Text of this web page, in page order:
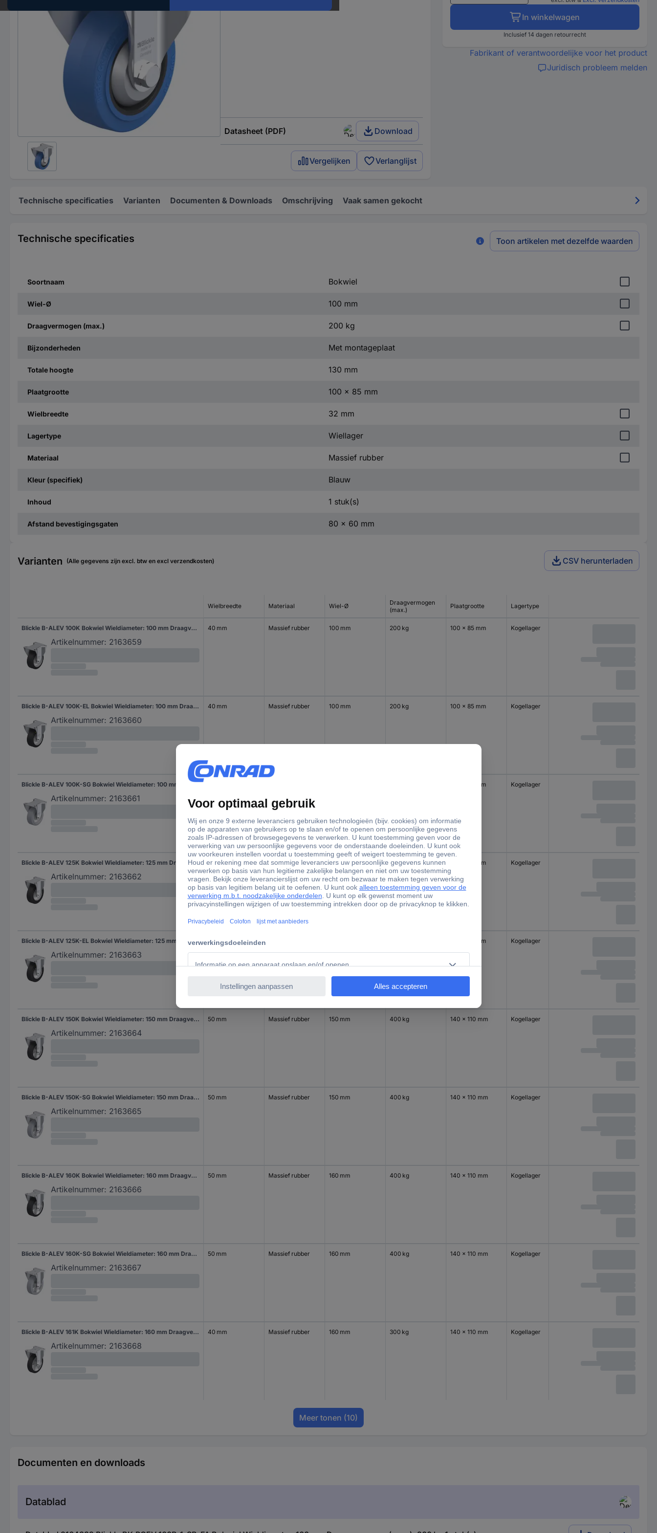
Datasheet (PDF) Download
Vergelijken Verlanglijst
In winkelwagen
Inclusief 14 dagen retourrecht
Fabrikant of verantwoordelijke voor het product
Juridisch probleem melden
Technische specificaties Varianten Documenten & Downloads Omschrijving Vaak samen gekocht
Technische specificaties Toon artikelen met dezelfde waarden
Soortnaam Bokwiel
Wiel-Ø 100 mm
Draagvermogen (max.) 200 kg
Bijzonderheden Met montageplaat
Totale hoogte 130 mm
Plaatgrootte 100 x 85 mm
Wielbreedte 32 mm
Lagertype Wiellager
Materiaal Massief rubber
Kleur (specifiek) Blauw
Inhoud 1 stuk(s)
Afstand bevestigingsgaten 80 x 60 mm
Varianten (Alle gegevens zijn excl. btw en excl verzendkosten) CSV herunterladen
Wielbreedte Materiaal Wiel-Ø
Draagvermogen
(max.)
Plaatgrootte Lagertype
Blickle B-ALEV 100K Bokwiel Wieldiameter: 100 mm Draagvermogen (max.): 200 kg 1 stuk(s)
Artikelnummer: 2163659
40 mm Massief rubber 100 mm 200 kg 100 x 85 mm Kogellager
Blickle B-ALEV 100K-EL Bokwiel Wieldiameter: 100 mm Draagvermogen (max.): 200 kg 1 stuk(s)
Artikelnummer: 2163660
40 mm Massief rubber 100 mm 200 kg 100 x 85 mm Kogellager
Blickle B-ALEV 100K-SG Bokwiel Wieldiameter: 100 mm Draagvermogen (max.): 200 kg 1 stuk(s)
Artikelnummer: 2163661
100 x 85 mm Kogellager
Blickle B-ALEV 125K Bokwiel Wieldiameter: 125 mm Draagvermogen (max.): 250 kg 1 stuk(s)
Artikelnummer: 2163662
40 mm Massief rubber 125 mm 250 kg 100 x 85 mm Kogellager
Blickle B-ALEV 125K-EL Bokwiel Wieldiameter: 125 mm Draagvermogen (max.): 250 kg 1 stuk(s)
Artikelnummer: 2163663
40 mm 100 x 85 mm Kogellager
Blickle B-ALEV 150K Bokwiel Wieldiameter: 150 mm Draagvermogen (max.): 400 kg 1 stuk(s)
Artikelnummer: 2163664
50 mm Massief rubber 150 mm 400 kg 140 x 110 mm Kogellager
Blickle B-ALEV 150K-SG Bokwiel Wieldiameter: 150 mm Draagvermogen (max.): 400 kg 1 stuk(s)
Artikelnummer: 2163665
50 mm Massief rubber 150 mm 400 kg 140 x 110 mm Kogellager
Blickle B-ALEV 160K Bokwiel Wieldiameter: 160 mm Draagvermogen (max.): 400 kg 1 stuk(s)
Artikelnummer: 2163666
50 mm Massief rubber 160 mm 400 kg 140 x 110 mm Kogellager
Blickle B-ALEV 160K-SG Bokwiel Wieldiameter: 160 mm Draagvermogen (max.): 400 kg 1 stuk(s)
Artikelnummer: 2163667
50 mm Massief rubber 160 mm 400 kg 140 x 110 mm Kogellager
Blickle B-ALEV 161K Bokwiel Wieldiameter: 160 mm Draagvermogen (max.): 300 kg 1 stuk(s)
Artikelnummer: 2163668
40 mm Massief rubber 160 mm 300 kg 140 x 110 mm Kogellager
Meer tonen (10)
Documenten en downloads
Datablad